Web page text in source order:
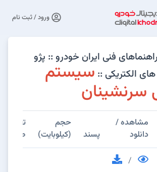
ورود / ثبت نام
فنی ایران خودرو :: پژو
سیستم
سرنشینان
مشاهده /
دانلود
پسند
حجم
(کیلوبایت)
تعداد
صفحات
/